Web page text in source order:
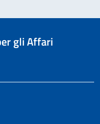
gli Affari